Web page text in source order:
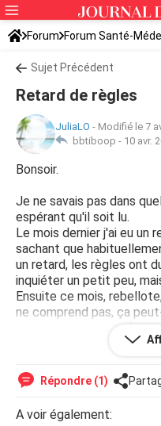
Forum Forum Santé-
Sujet Précédent
Retard de règles
JuliaLO - Modifié le 7
bbtiboop - 10 avr.
Bonsoir.
Je ne savais pas dans
espérant qu'il soit lu.
Le mois dernier j'ai eu un
sachant que
un retard, les règles ont
inquiéter un petit peu,
Ensuite ce mois,
ne comprend pas, ça
rapport remonte en
de règles, par ailleurs, je
m'aider. Merci.
Répondre (1)
A voir également: